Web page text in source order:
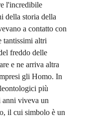
l'incredibile
della storia della
a contatto con
tantissimi altri
freddo delle
e ne arriva altra
gli Homo. In
più
anni viveva un
il cui simbolo è un